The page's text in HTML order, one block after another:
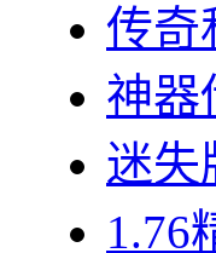
传奇
神器
迷失
1.76